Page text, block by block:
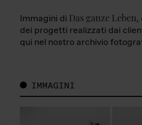
Immagini di Das ganze Leben,
dei progetti realizzati dai
qui nel nostro archivio
IMMAGINI